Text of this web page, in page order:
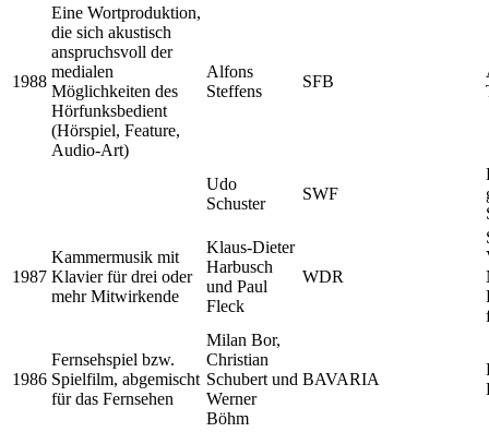
1988
Eine Wortproduktion,
die sich akustisch
anspruchsvoll der
medialen
Möglichkeiten des
Hörfunksbedient
(Hörspiel, Feature,
Audio-Art)
Alfons
Steffens
SFB
Udo
Schuster
SWF
1987
Kammermusik mit
Klavier für drei oder
mehr Mitwirkende
Klaus-Dieter
Harbusch
und Paul
Fleck
WDR
1986
Fernsehspiel bzw.
Spielfilm, abgemischt
für das Fernsehen
Milan Bor,
Christian
Schubert und
Werner
Böhm
BAVARIA